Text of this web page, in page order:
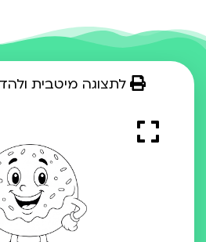
לתצוגה מיטבית